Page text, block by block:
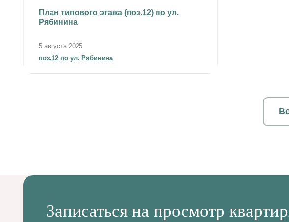
План типового этажа (поз.12) по ул.
Рябинина
5 августа 2025
поз.12 по ул. Рябинина
Записаться на просмотр